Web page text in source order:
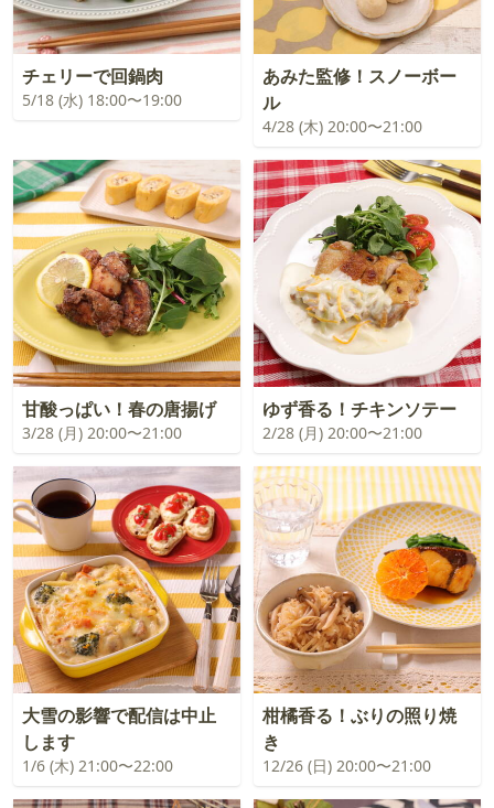
チェリーで回鍋肉
5/18 (水) 18:00〜19:00
あみた監修！スノーボー
ル
4/28 (木) 20:00〜21:00
甘酸っぱい！春の唐揚げ
3/28 (月) 20:00〜21:00
ゆず香る！チキンソテー
2/28 (月) 20:00〜21:00
大雪の影響で配信は中止
します
1/6 (木) 21:00〜22:00
柑橘香る！ぶりの照り焼
き
12/26 (日) 20:00〜21:00